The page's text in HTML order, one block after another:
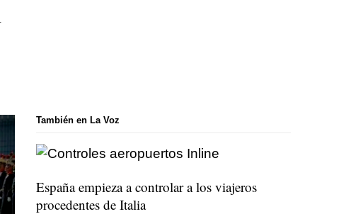
También en La Voz
España empieza a controlar a los viajeros
procedentes de Italia